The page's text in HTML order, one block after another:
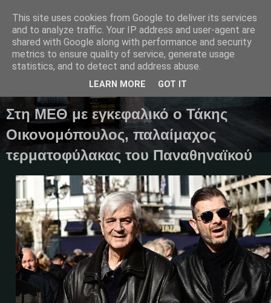
Μαγκαζίνο,ειδήσεις,απόψεις...
02 Φεβρουαρίου 2025
Στη ΜΕΘ με εγκεφαλικό ο Τάκης
Οικονομόπουλος, παλαίμαχος
τερματοφύλακας του Παναθηναϊκού
This site uses cookies from Google to deliver its services
and to analyze traffic. Your IP address and user-agent are
shared with Google along with performance and security
metrics to ensure quality of service, generate usage
statistics, and to detect and address abuse.
LEARN MORE GOT IT